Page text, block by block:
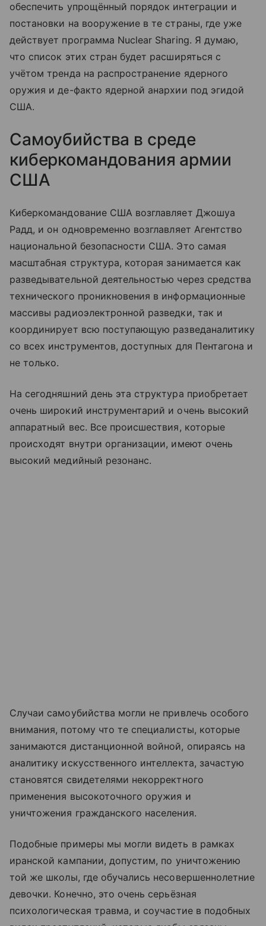
обеспечить упрощённый порядок интеграции и
постановки на вооружение в те страны, где уже
действует программа Nuclear Sharing. Я думаю,
что список этих стран будет расширяться с
учётом тренда на распространение ядерного
оружия и де-факто ядерной анархии под эгидой
США.
Самоубийства в среде
киберкомандования армии
США
Киберкомандование США возглавляет Джошуа
Радд, и он одновременно возглавляет Агентство
национальной безопасности США. Это самая
масштабная структура, которая занимается как
разведывательной деятельностью через средства
технического проникновения в информационные
массивы радиоэлектронной разведки, так и
координирует всю поступающую разведаналитику
со всех инструментов, доступных для Пентагона и
не только.
На сегодняшний день эта структура приобретает
очень широкий инструментарий и очень высокий
аппаратный вес. Все происшествия, которые
происходят внутри организации, имеют очень
высокий медийный резонанс.
Случаи самоубийства могли не привлечь особого
внимания, потому что те специалисты, которые
занимаются дистанционной войной, опираясь на
аналитику искусственного интеллекта, зачастую
становятся свидетелями некорректного
применения высокоточного оружия и
уничтожения гражданского населения.
Подобные примеры мы могли видеть в рамках
иранской кампании, допустим, по уничтожению
той же школы, где обучались несовершеннолетние
девочки. Конечно, это очень серьёзная
психологическая травма, и соучастие в подобных